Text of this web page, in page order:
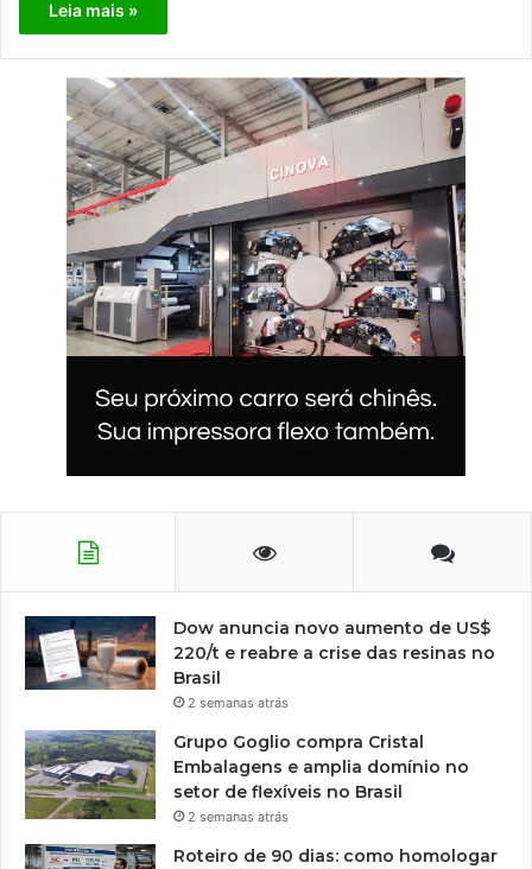
Leia mais »
Dow anuncia novo aumento de US$
220/t e reabre a crise das resinas no
Brasil
2 semanas atrás
Grupo Goglio compra Cristal
Embalagens e amplia domínio no
setor de flexíveis no Brasil
2 semanas atrás
Roteiro de 90 dias: como homologar